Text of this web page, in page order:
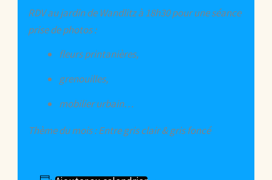
RDV au jardin de Wandlitz à 18h30 pour une séance
prise de photos :
fleurs printanières,
grenouilles,
mobilier urbain…
Thème du mois : Entre gris clair & gris foncé